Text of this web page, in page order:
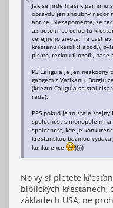
Jak se hrde hlasi k parnimu
opravdu jen zhoubny nador
antice. Nezapomente, ze
az potom, co celou tu
verejneho zivota. Ta cast
krestanu (katolici apod.),
pismo, reckou filozofii, nase
PS Caligula je jen
gangem z Vatikanu. Borgiu
(kdezto Caligula se stal
rada).
PPS pokud je to stale stejny
spolecnost s monopolem
spolecnost, kde je
krestanskou bazinou
konkurence
)))))
No vy si pletete
biblických křesťanech,
základech USA, ne